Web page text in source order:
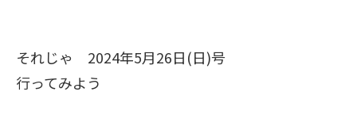
それじゃ 2024年5月26日(日)号
行ってみよう